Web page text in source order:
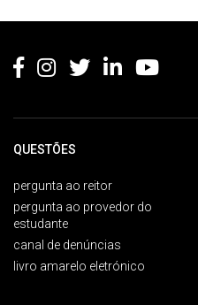
QUESTÕES
pergunta ao reitor
pergunta ao provedor do
estudante
canal de denúncias
livro amarelo eletrónico